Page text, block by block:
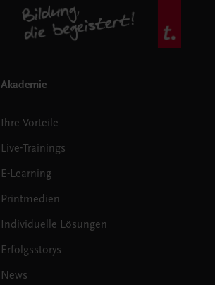
Akademie
Ihre Vorteile
Live-Trainings
E-Learning
Printmedien
Individuelle Lösungen
Erfolgsstorys
News